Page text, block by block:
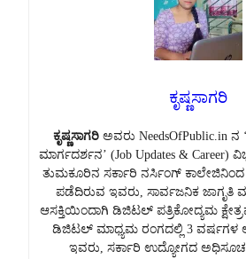
ಕೃಷ್ಣಸಾಗರಿ
ಕೃಷ್ಣಸಾಗರಿ ಅವರು NeedsOfPublic.in ನ
ಮಾರ್ಗದರ್ಶನ’ (Job Updates & Career)
ತುಮಕೂರಿನ ಸರ್ಕಾರಿ ನರ್ಸಿಂಗ್ ಕಾಲೇಜಿನಿಂದ
ಪಡೆದಿರುವ ಇವರು, ಸಾರ್ವಜನಿಕ ಜಾಗೃತಿ
ಆಸಕ್ತಿಯಿಂದಾಗಿ ಡಿಜಿಟಲ್ ಪತ್ರಿಕೋದ್ಯಮ
ಡಿಜಿಟಲ್ ಮಾಧ್ಯಮ ರಂಗದಲ್ಲಿ 3 ವರ್ಷಗಳ
ಇವರು, ಸರ್ಕಾರಿ ಉದ್ಯೋಗದ